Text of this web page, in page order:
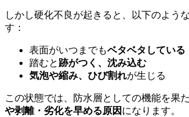
しかし硬化不良が起きると、以下のよう
す：
表面がいつまでもベタベタしている
踏むと 跡がつく、沈み込む
気泡や縮み、ひび割れが生じる
この状態では、防水層としての機能を果た
や剥離・劣化を早める原因 になります。